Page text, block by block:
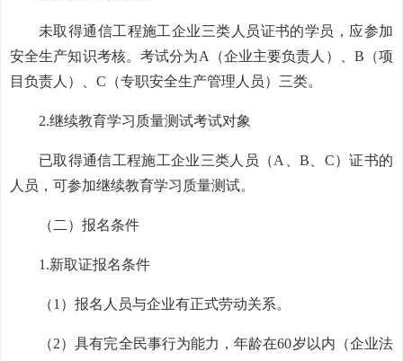
未取得通信工程施工企业三类人员证书的学员，应参加
安全生产知识考核。考试分为A（企业主要负责人）、B（项
目负责人）、C（专职安全生产管理人员）三类。
2.继续教育学习质量测试考试对象
已取得通信工程施工企业三类人员（A、B、C）证书的
人员，可参加继续教育学习质量测试。
（二）报名条件
1.新取证报名条件
（1）报名人员与企业有正式劳动关系。
（2）具有完全民事行为能力，年龄在60岁以内（企业法